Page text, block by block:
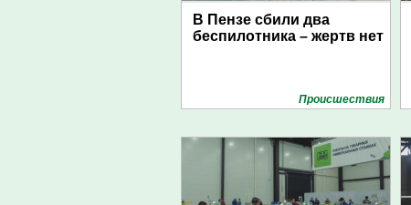
В Пензе сбили два
беспилотника – жертв нет
Проиcшествия